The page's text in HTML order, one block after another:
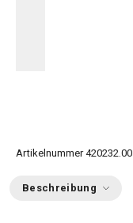
Artikelnummer 420232.00
Beschreibung